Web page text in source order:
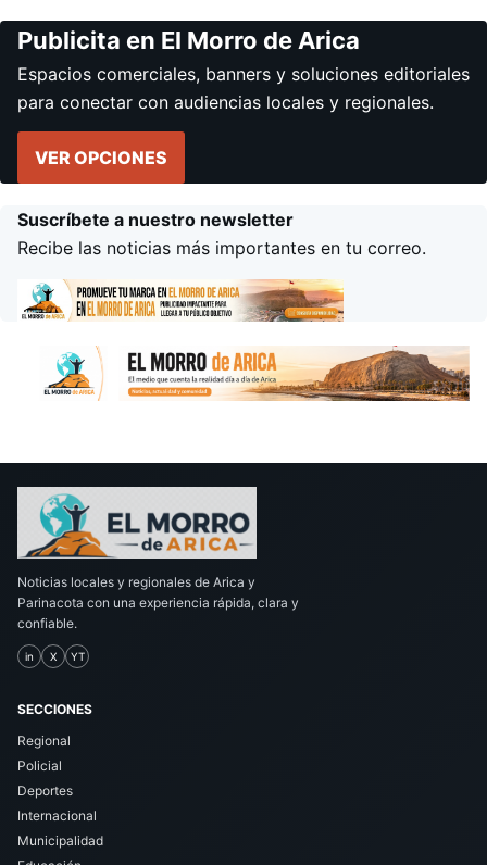
Publicita en El Morro de Arica
Espacios comerciales, banners y soluciones editoriales
para conectar con audiencias locales y regionales.
VER OPCIONES
Suscríbete a nuestro newsletter
Recibe las noticias más importantes en tu correo.
Noticias locales y regionales de Arica y
Parinacota con una experiencia rápida, clara y
confiable.
in X YT
SECCIONES
Regional
Policial
Deportes
Internacional
Municipalidad